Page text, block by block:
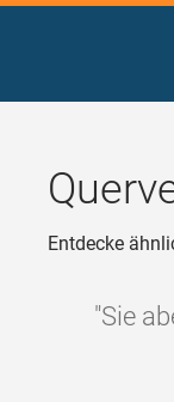
Entdecke
"Sie